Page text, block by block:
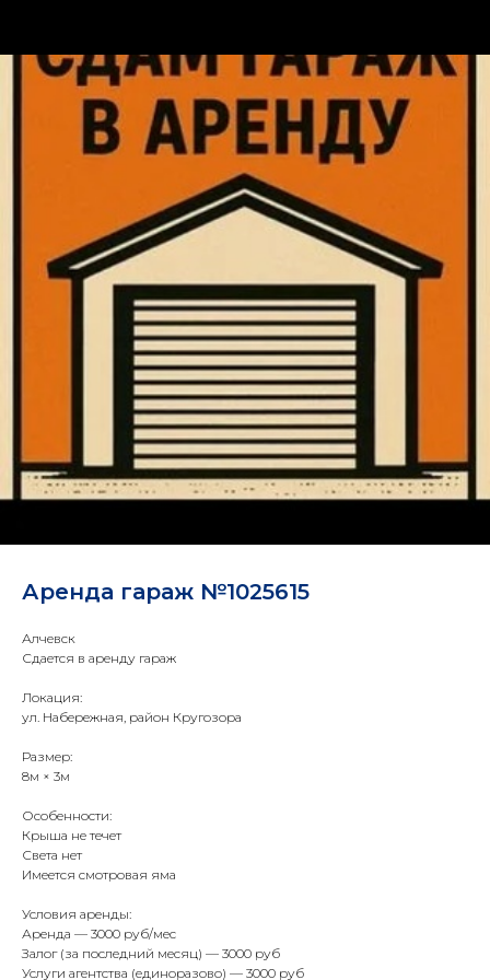
Аренда гараж №1025615
Алчевск
Сдается в аренду гараж
Локация:
ул. Набережная, район Кругозора
Размер:
8м × 3м
Особенности:
Крыша не течет
Света нет
Имеется смотровая яма
Условия аренды:
Аренда — 3000 руб/мес
Залог (за последний месяц) — 3000 руб
Услуги агентства (единоразово) — 3000 руб